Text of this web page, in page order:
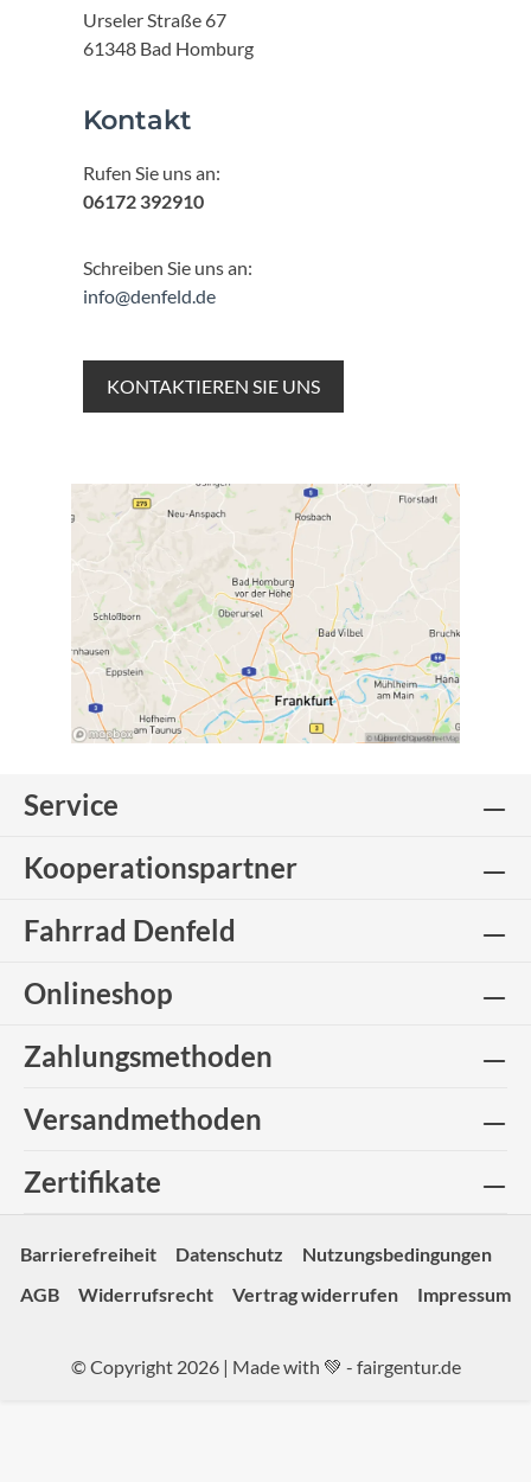
Urseler Straße 67
61348 Bad Homburg
Kontakt
Rufen Sie uns an:
06172 392910
Schreiben Sie uns an:
info@denfeld.de
KONTAKTIEREN SIE UNS
Service
Kooperationspartner
Fahrrad Denfeld
Onlineshop
Zahlungsmethoden
Versandmethoden
Zertifikate
Barrierefreiheit Datenschutz
Nutzungsbedingungen
AGB
Widerrufsrecht Vertrag widerrufen Impressum
© Copyright 2026 | Made with 💚 - fairgentur.de